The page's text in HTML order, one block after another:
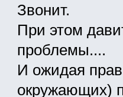
Звонит.
При этом
проблемы....
И ожидая
окружающих)